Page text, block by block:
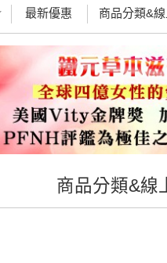
最新優惠 商品分類&
商品分類&線